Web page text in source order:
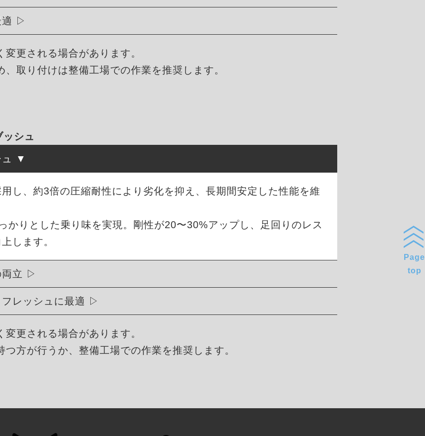
更される場合があります。
取り付けは整備工場での作業を推奨します。
シュ
し、約3倍の圧縮耐性により劣化を抑え、長期間安定した性能を維
かりとした乗り味を実現。剛性が20〜30%アップし、足回りのレス
します。
立
レッシュに最適
更される場合があります。
方が行うか、整備工場での作業を推奨します。
Page
top